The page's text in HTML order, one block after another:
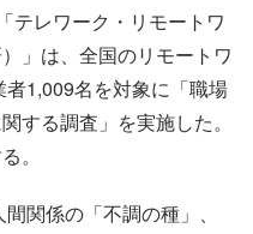
テレワーク・リモートワ
」は、全国のリモートワ
1,009名を対象に「職場
する調査」を実施した。
。
関係の「不調の種」、